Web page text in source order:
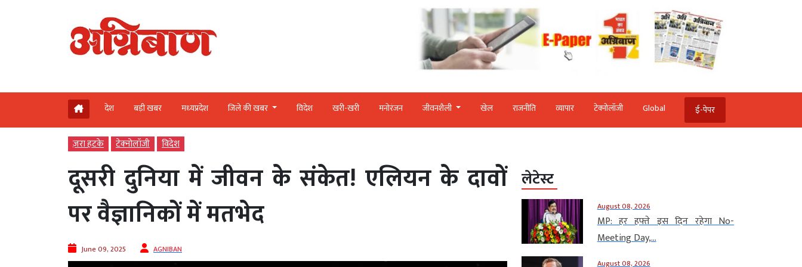
देश बड़ी खबर मध्‍यप्रदेश जिले की खबर विदेश खरी-खरी मनोरंजन जीवनशैली खेल राजनीति व्‍यापार टेक्‍नोलॉजी Global ई-पेपर
ज़रा हटके टेक्‍नोलॉजी विदेश
दूसरी दुनिया में जीवन के संकेत! एलियन के दावों
पर वैज्ञानिकों में मतभेद
June 09, 2025 AGNIBAN
लेटेस्ट
August 08, 2026
MP: हर हफ्ते इस दिन रहेगा No-
Meeting Day,...
August 08, 2026